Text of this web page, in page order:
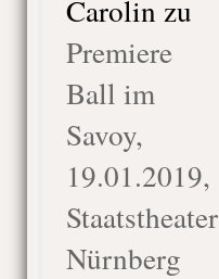
Carolin zu
Premiere
Ball im
Savoy,
19.01.2019,
Staatstheater
Nürnberg